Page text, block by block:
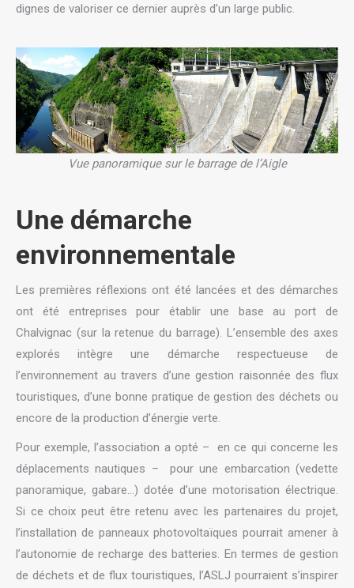
dignes de valoriser ce dernier auprès d’un large public.
Vue panoramique sur le barrage de l’Aigle
Une démarche
environnementale
Les premières réflexions ont été lancées et des démarches
ont été entreprises pour établir une base au port de
Chalvignac (sur la retenue du barrage). L’ensemble des axes
explorés intègre une démarche respectueuse de
l’environnement au travers d’une gestion raisonnée des flux
touristiques, d’une bonne pratique de gestion des déchets ou
encore de la production d’énergie verte.
Pour exemple, l’association a opté – en ce qui concerne les
déplacements nautiques – pour une embarcation (vedette
panoramique, gabare…) dotée d’une motorisation électrique.
Si ce choix peut être retenu avec les partenaires du projet,
l’installation de panneaux photovoltaïques pourrait amener à
l’autonomie de recharge des batteries. En termes de gestion
de déchets et de flux touristiques, l’ASLJ pourraient s’inspirer